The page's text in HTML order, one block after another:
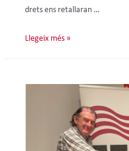
drets ens retallaran …
Llegeix més »